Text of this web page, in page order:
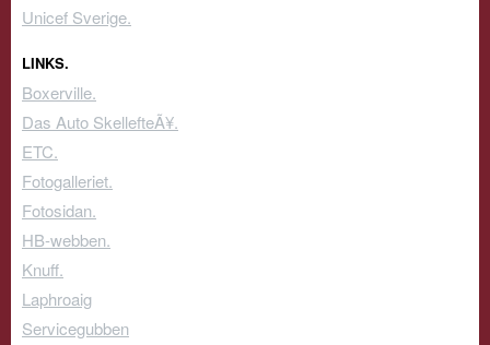
Unicef Sverige.
LINKS.
Boxerville.
Das Auto SkellefteÃ¥.
ETC.
Fotogalleriet.
Fotosidan.
HB-webben.
Knuff.
Laphroaig
Servicegubben